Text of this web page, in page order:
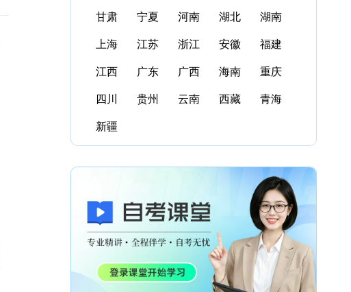
甘肃 宁夏 河南 湖北 湖南
上海 江苏 浙江 安徽 福建
江西 广东 广西 海南 重庆
四川 贵州 云南 西藏 青海
新疆